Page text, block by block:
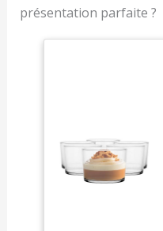
présentation parfaite ?